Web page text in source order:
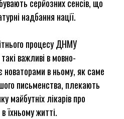
серйозних сенсів, що
надбання нації.
процесу ДНМУ
важливі в мовно-
новаторами в ньому, як саме
письменства, плекають
майбутніх лікарів про
їхньому житті.